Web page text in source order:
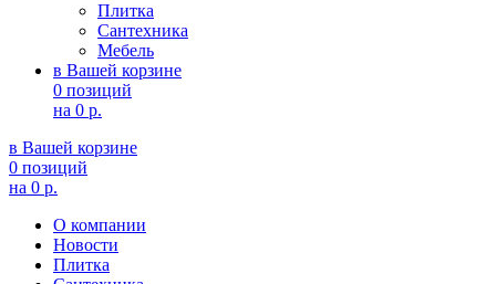
Плитка
Сантехника
Мебель
в Вашей корзине
0 позиций
на 0 р.
в Вашей корзине
0 позиций
на 0 р.
О компании
Новости
Плитка